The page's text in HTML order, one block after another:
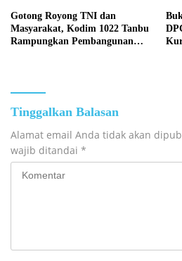
Gotong Royong TNI dan
Masyarakat, Kodim 1022 Tanbu
Rampungkan Pembangunan
Tinggalkan Balasan
Alamat email Anda tidak akan
wajib ditandai *